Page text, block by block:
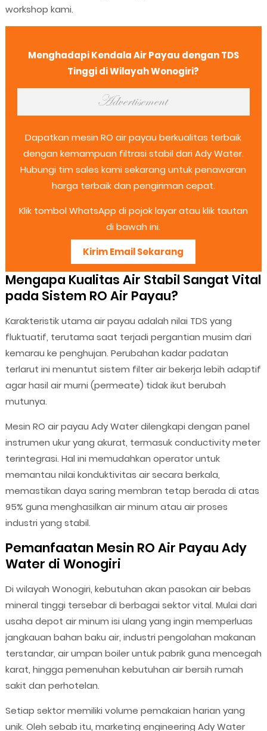
workshop kami.
Menghadapi Kendala Air Payau dengan TDS
Tinggi di Wilayah Wonogiri?
Dapatkan mesin RO air payau berkualitas terbaik
dengan kemampuan filtrasi stabil dari Ady Water.
Hubungi tim sales kami sekarang untuk penawaran
harga terbaik dan pengiriman cepat.
Klik tombol WhatsApp di pojok layar atau klik tautan
di bawah ini.
Kirim Email Sekarang
Mengapa Kualitas Air Stabil Sangat Vital
pada Sistem RO Air Payau?
Karakteristik utama air payau adalah nilai TDS yang
fluktuatif, terutama saat terjadi pergantian musim dari
kemarau ke penghujan. Perubahan kadar padatan
terlarut ini menuntut sistem filter air bekerja lebih adaptif
agar hasil air murni (permeate) tidak ikut berubah
mutunya.
Mesin RO air payau Ady Water dilengkapi dengan panel
instrumen ukur yang akurat, termasuk conductivity meter
terintegrasi. Hal ini memudahkan operator untuk
memantau nilai konduktivitas air secara berkala,
memastikan daya saring membran tetap berada di atas
95% guna menghasilkan air minum atau air proses
industri yang stabil.
Pemanfaatan Mesin RO Air Payau Ady
Water di Wonogiri
Di wilayah Wonogiri, kebutuhan akan pasokan air bebas
mineral tinggi tersebar di berbagai sektor vital. Mulai dari
usaha depot air minum isi ulang yang ingin memperluas
jangkauan bahan baku air, industri pengolahan makanan
terstandar, air umpan boiler untuk pabrik guna mencegah
karat, hingga pemenuhan kebutuhan air bersih rumah
sakit dan perhotelan.
Setiap sektor memiliki volume pemakaian harian yang
unik. Oleh sebab itu, marketing engineering Ady Water